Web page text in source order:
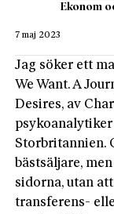
Ekonom
7 maj 2023
Jag söker ett
We Want. A
Desires, av
Storbritannien.
bästsäljare,
sidorna, utan
transferens-